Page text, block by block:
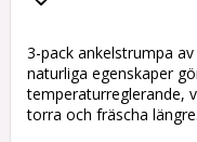
3-pack ankelstrumpa
naturliga egenskaper
temperaturreglerande,
torra och fräscha längre.